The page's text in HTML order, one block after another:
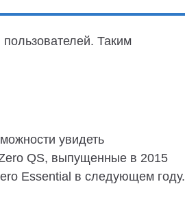
Таким
увидеть
QS, выпущенные в 2015
Essential в следующем году.